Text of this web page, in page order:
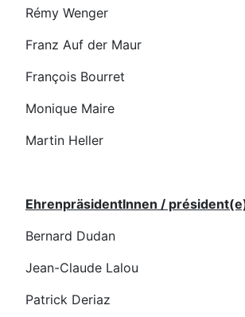
Rémy Wenger
Franz Auf der Maur
François Bourret
Monique Maire
Martin Heller
EhrenpräsidentInnen /
Bernard Dudan
Jean-Claude Lalou
Patrick Deriaz